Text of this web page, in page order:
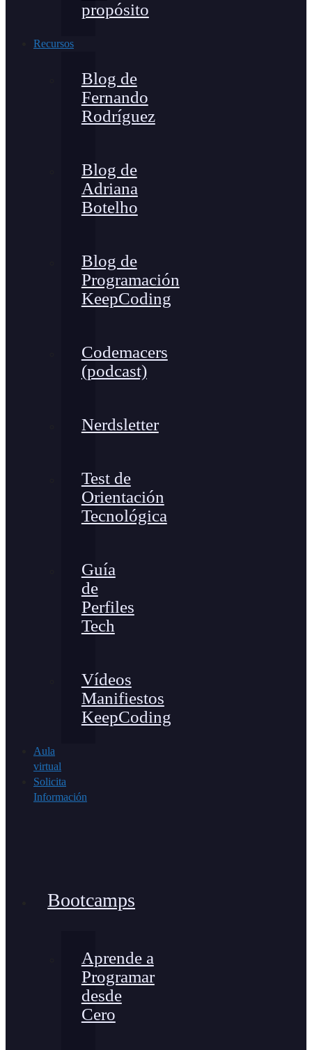
propósito
Recursos
Blog de
Fernando
Rodríguez
Blog de
Adriana
Botelho
Blog de
Programación
KeepCoding
Codemacers
(podcast)
Nerdsletter
Test de
Orientación
Tecnológica
Guía
de
Perfiles
Tech
Vídeos
Manifiestos
KeepCoding
Aula
virtual
Solicita
Información
Bootcamps
Aprende a
Programar
desde
Cero